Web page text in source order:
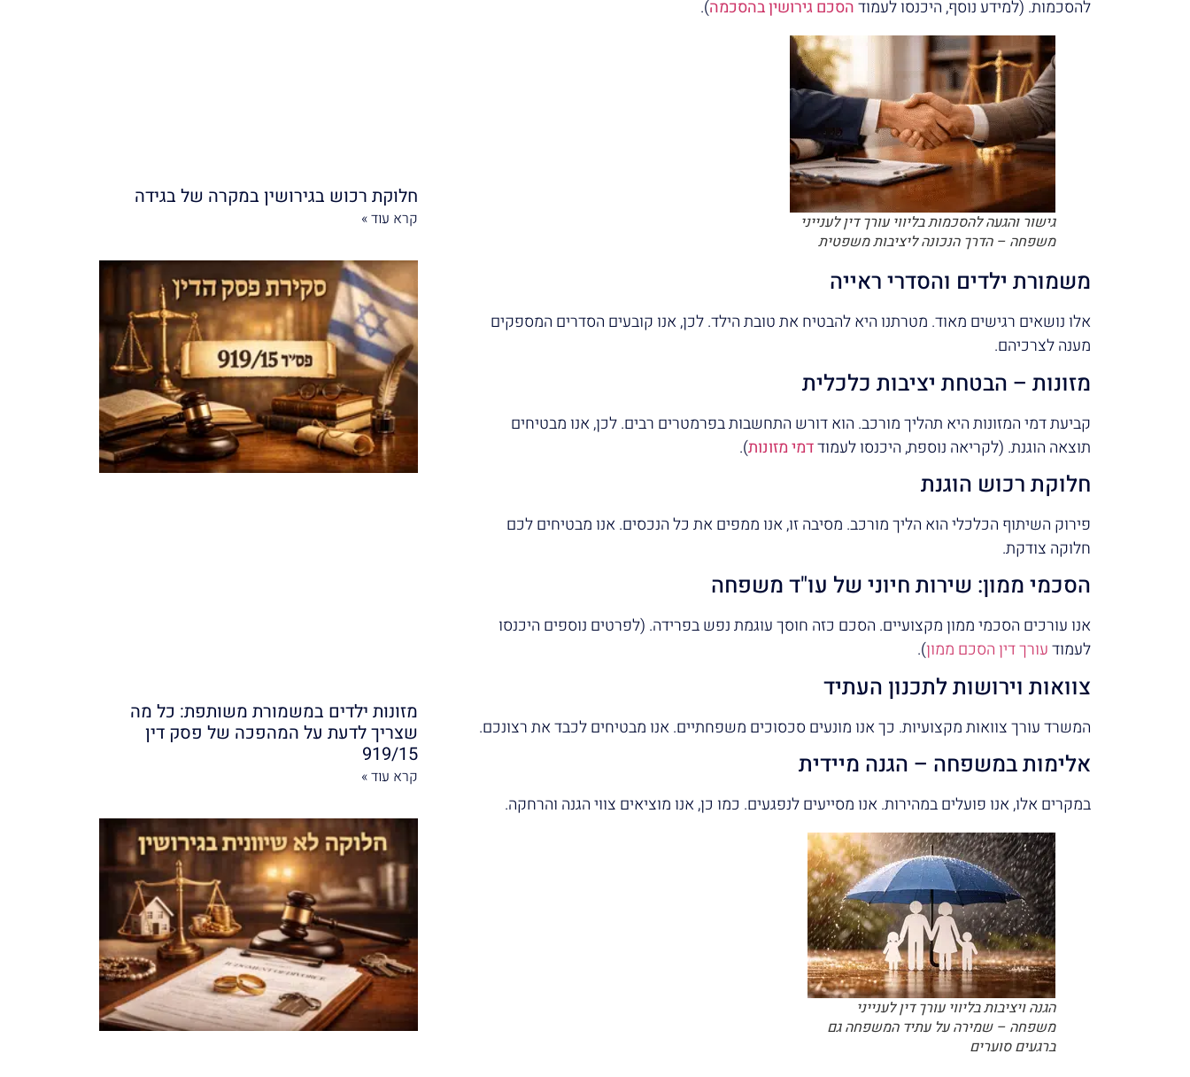
להסכמות. (למידע נוסף, היכנסו לעמודהסכם גירושין בהסכמה).
גישור והגעה להסכמות בליווי עורך דין לענייני
משפחה – הדרך הנכונה ליציבות משפטית
משמורת ילדים והסדרי ראייה
אלו נושאים רגישים מאוד. מטרתנו היא להבטיח את טובת הילד. לכן, אנו קובעים הסדרים המספקים
מענה לצרכיהם.
מזונות – הבטחת יציבות כלכלית
קביעת דמי המזונות היא תהליך מורכב. הוא דורש התחשבות בפרמטרים רבים. לכן, אנו מבטיחים
תוצאה הוגנת. (לקריאה נוספת, היכנסו לעמודדמי מזונות).
חלוקת רכוש הוגנת
פירוק השיתוף הכלכלי הוא הליך מורכב. מסיבה זו, אנו ממפים את כל הנכסים. אנו מבטיחים לכם
חלוקה צודקת.
הסכמי ממון: שירות חיוני של עו"ד משפחה
אנו עורכים הסכמי ממון מקצועיים. הסכם כזה חוסך עוגמת נפש בפרידה. (לפרטים נוספים היכנסו
לעמודעורך דין הסכם ממון).
צוואות וירושות לתכנון העתיד
המשרד עורך צוואות מקצועיות. כך אנו מונעים סכסוכים משפחתיים. אנו מבטיחים לכבד את רצונכם.
אלימות במשפחה – הגנה מיידית
במקרים אלו, אנו פועלים במהירות. אנו מסייעים לנפגעים. כמו כן, אנו מוציאים צווי הגנה והרחקה.
הגנה ויציבות בליווי עורך דין לענייני
משפחה – שמירה על עתיד המשפחה גם
ברגעים סוערים
חלוקת רכוש בגירושין במקרה של בגידה
קרא עוד »
מזונות ילדים במשמורת משותפת: כל מה
שצריך לדעת על המהפכה של פסק דין
919/15
קרא עוד »